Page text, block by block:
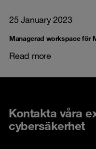
25 January 2023
Managerad workspace för
Read more
Kontakta våra
cybersäkerhet